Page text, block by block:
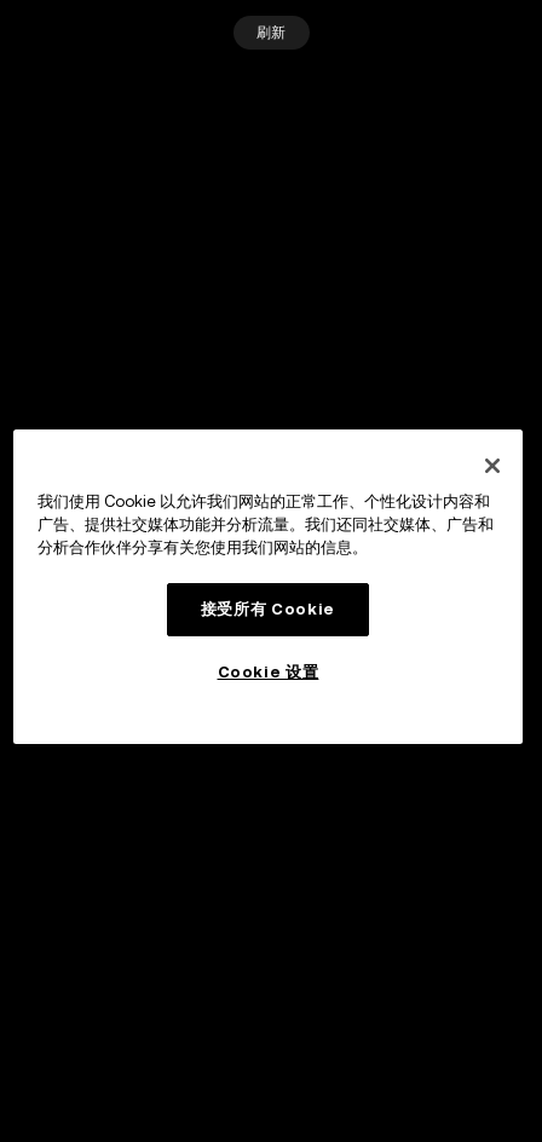
刷新
我们使用 Cookie 以允许我们网站的正常工作、个性化设计内容和
广告、提供社交媒体功能并分析流量。我们还同社交媒体、广告和
分析合作伙伴分享有关您使用我们网站的信息。
接受所有 Cookie
Cookie 设置